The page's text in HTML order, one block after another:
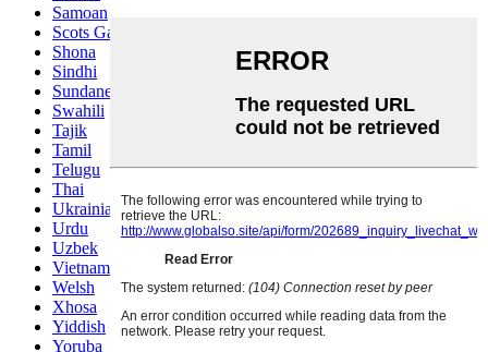
Samoan
Scots Gaelic
Shona
Sindhi
Sundanese
Swahili
Tajik
Tamil
Telugu
Thai
Ukrainian
Urdu
Uzbek
Vietnamese
Welsh
Xhosa
Yiddish
Yoruba